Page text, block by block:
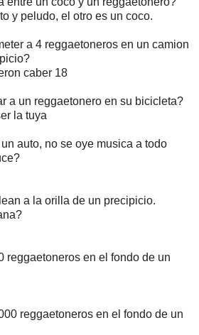
y peludo, el otro es un coco.
a 4 reggaetoneros en un camion
caber 18
a un reggaetonero en su bicicleta?
la tuya
auto, no se oye musica a todo
a la orilla de un precipicio.
reggaetoneros en el fondo de un
reggaetoneros en el fondo de un